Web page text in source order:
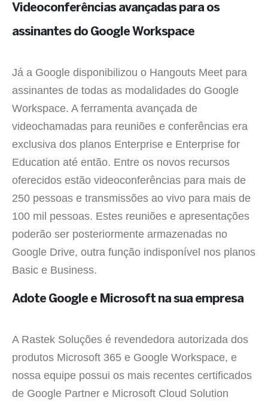
Videoconferências avançadas para os
assinantes do Google Workspace
Já a Google disponibilizou o Hangouts Meet para
assinantes de todas as modalidades do Google
Workspace. A ferramenta avançada de
videochamadas para reuniões e conferências era
exclusiva dos planos Enterprise e Enterprise for
Education até então. Entre os novos recursos
oferecidos estão videoconferências para mais de
250 pessoas e transmissões ao vivo para mais de
100 mil pessoas. Estes reuniões e apresentações
poderão ser posteriormente armazenadas no
Google Drive, outra função indisponível nos planos
Basic e Business.
Adote Google e Microsoft na sua empresa
A Rastek Soluções é revendedora autorizada dos
produtos Microsoft 365 e Google Workspace, e
nossa equipe possui os mais recentes certificados
de Google Partner e Microsoft Cloud Solution